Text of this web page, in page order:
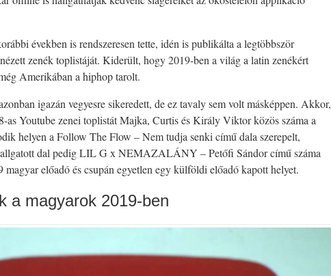
években is rendszeresen tette, idén is publikálta a legtöbbször
zenék toplistáját. Kiderült, hogy 2019-ben a világ a latin zenékért
Amerikában a hiphop tarolt.
igazán vegyesre sikeredett, de ez tavaly sem volt másképpen. Akkor,
as Youtube zenei toplistát Majka, Curtis és Király Viktor közös száma a
helyen a Follow The Flow – Nem tudja senki című dala szerepelt,
dal pedig LIL G x NEMAZALÁNY – Petőfi Sándor című száma
előadó és csupán egyetlen egy külföldi előadó kapott helyet.
a magyarok 2019-ben